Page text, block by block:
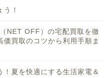
！
NET OFF）の宅配買取を徹
買取のコツから利用手順ま
夏を快適にする生活家電＆